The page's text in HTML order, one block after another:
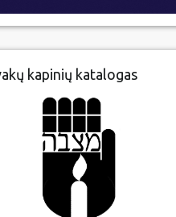
kapinių katalogas